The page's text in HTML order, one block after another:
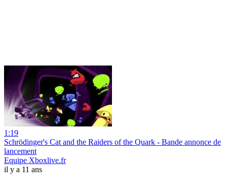
1:19
Schrödinger's Cat and the Raiders of the Quark - Bande annonce de
lancement
Equipe Xboxlive.fr
il y a 11 ans